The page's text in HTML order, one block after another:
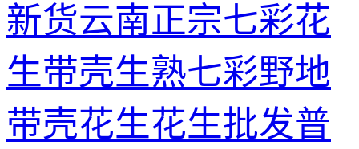
新货云南正宗七彩花
生带壳生熟七彩野地
带壳花生花生批发普